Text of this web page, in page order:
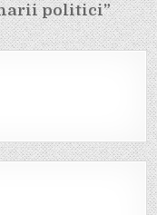
politici”